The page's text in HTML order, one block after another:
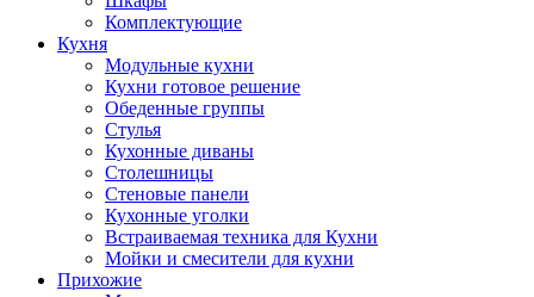
Комплектующие
Кухня
Модульные кухни
Кухни готовое решение
Обеденные группы
Стулья
Кухонные диваны
Столешницы
Стеновые панели
Кухонные уголки
Встраиваемая техника для Кухни
Мойки и смесители для кухни
Прихожие